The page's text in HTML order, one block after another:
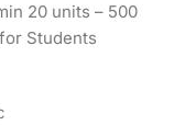
20 units – 500
Students